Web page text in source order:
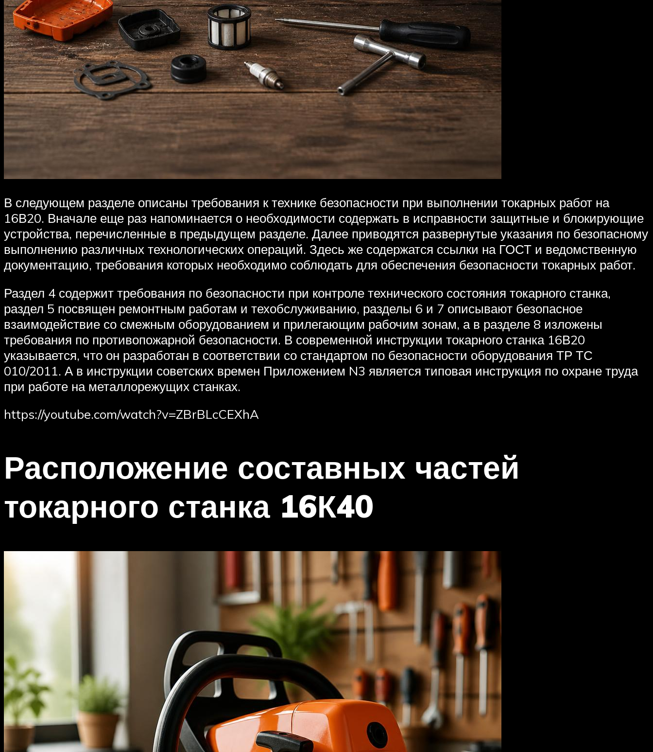
В следующем разделе описаны требования к технике безопасности при выполнении токарных работ на
16В20. Вначале еще раз напоминается о необходимости содержать в исправности защитные и блокирующие
устройства, перечисленные в предыдущем разделе. Далее приводятся развернутые указания по безопасному
выполнению различных технологических операций. Здесь же содержатся ссылки на ГОСТ и ведомственную
документацию, требования которых необходимо соблюдать для обеспечения безопасности токарных работ.
Раздел 4 содержит требования по безопасности при контроле технического состояния токарного станка,
раздел 5 посвящен ремонтным работам и техобслуживанию, разделы 6 и 7 описывают безопасное
взаимодействие со смежным оборудованием и прилегающим рабочим зонам, а в разделе 8 изложены
требования по противопожарной безопасности. В современной инструкции токарного станка 16В20
указывается, что он разработан в соответствии со стандартом по безопасности оборудования ТР ТС
010/2011. А в инструкции советских времен Приложением N3 является типовая инструкция по охране труда
при работе на металлорежущих станках.
https://youtube.com/watch?v=ZBrBLcCEXhA
Расположение составных частей
токарного станка 16К40